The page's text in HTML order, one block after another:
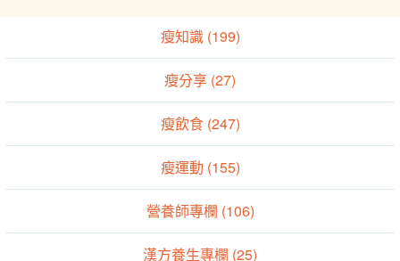
瘦知識 (199)
瘦分享 (27)
瘦飲食 (247)
瘦運動 (155)
營養師專欄 (106)
漢方養生專欄 (25)